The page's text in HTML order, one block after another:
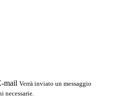
mail Verrà inviato un messaggio
necessarie.